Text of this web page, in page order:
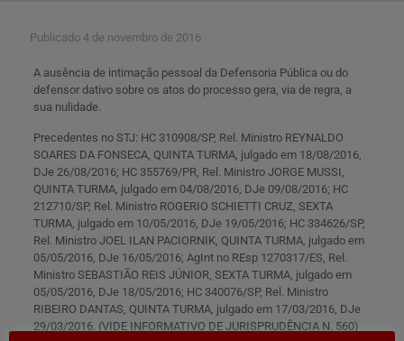
Publicado 4 de novembro de 2016
A ausência de intimação pessoal da Defensoria Pública ou do
defensor dativo sobre os atos do processo gera, via de regra, a
sua nulidade.
Precedentes no STJ: HC 310908/SP, Rel. Ministro REYNALDO
SOARES DA FONSECA, QUINTA TURMA, julgado em 18/08/2016,
DJe 26/08/2016; HC 355769/PR, Rel. Ministro JORGE MUSSI,
QUINTA TURMA, julgado em 04/08/2016, DJe 09/08/2016; HC
212710/SP, Rel. Ministro ROGERIO SCHIETTI CRUZ, SEXTA
TURMA, julgado em 10/05/2016, DJe 19/05/2016; HC 334626/SP,
Rel. Ministro JOEL ILAN PACIORNIK, QUINTA TURMA, julgado em
05/05/2016, DJe 16/05/2016; AgInt no REsp 1270317/ES, Rel.
Ministro SEBASTIÃO REIS JÚNIOR, SEXTA TURMA, julgado em
05/05/2016, DJe 18/05/2016; HC 340076/SP, Rel. Ministro
RIBEIRO DANTAS, QUINTA TURMA, julgado em 17/03/2016, DJe
29/03/2016. (VIDE INFORMATIVO DE JURISPRUDÊNCIA N. 560)